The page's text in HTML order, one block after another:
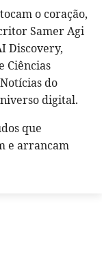
o coração,
Samer Agi
Discovery,
Ciências
do
digital.
que
e arrancam